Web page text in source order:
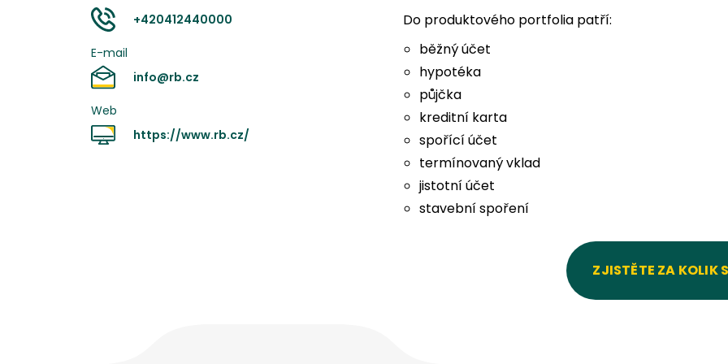
Do produktového portfolia patří:
běžný účet
hypotéka
půjčka
kreditní karta
spořící účet
termínovaný vklad
jistotní účet
stavební spoření
ZJISTĚTE ZA KOLIK
+420412440000
E-mail
info@rb.cz
Web
https://www.rb.cz/